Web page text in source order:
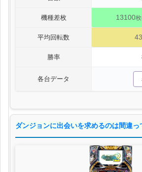
機種差枚 13100枚
平均回転数
勝率
各台データ
ダンジョンに出会いを求めるのは間違